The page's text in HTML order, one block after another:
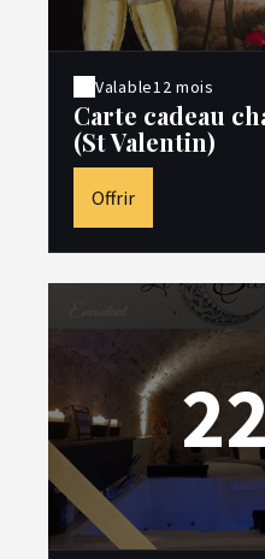
Valable12 mois
Carte cadeau
(St Valentin)
Offrir